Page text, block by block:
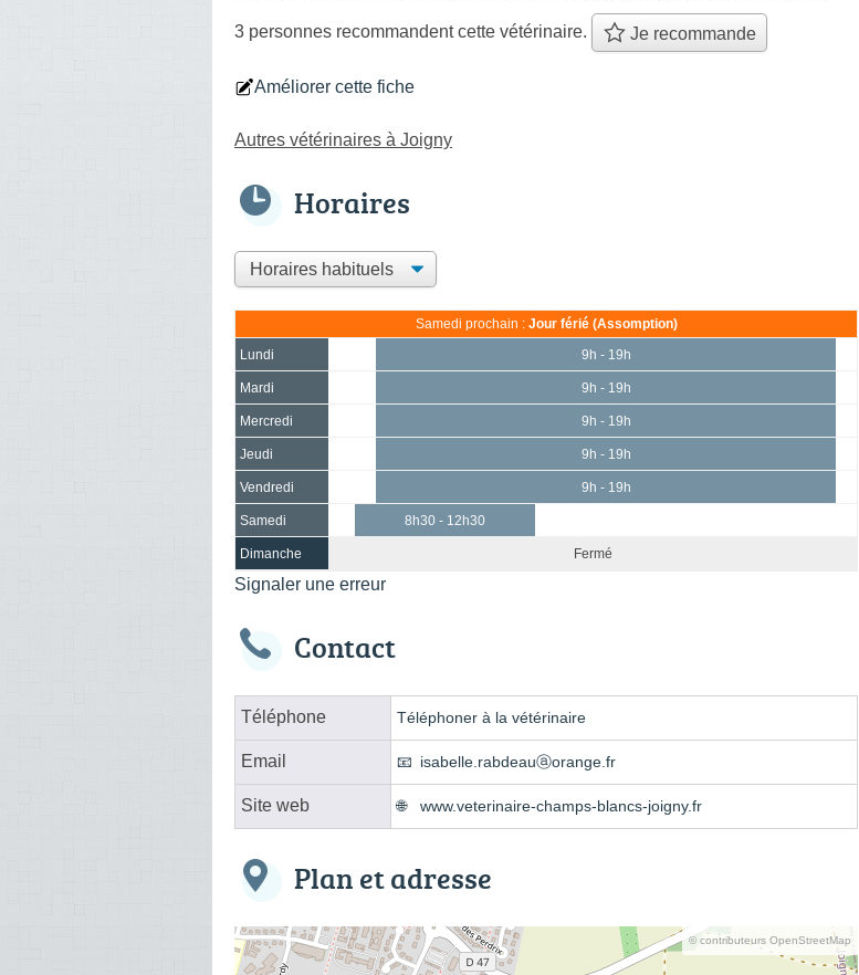
3 personnes recommandentcette vétérinaire. Je recommande
Améliorer cette fiche
Autres vétérinaires à Joigny
Horaires
Samedi prochain : Jour férié (Assomption)
Lundi 9h - 19h
Mardi 9h - 19h
Mercredi 9h - 19h
Jeudi 9h - 19h
Vendredi 9h - 19h
Samedi 8h30 - 12h30
Dimanche Fermé
Signaler une erreur
Contact
Téléphone Téléphoner à la vétérinaire
Email isabelle.rabdeauⓐorange.fr
Site web www.veterinaire-champs-blancs-joigny.fr
Plan et adresse
© contributeurs OpenStreetMap